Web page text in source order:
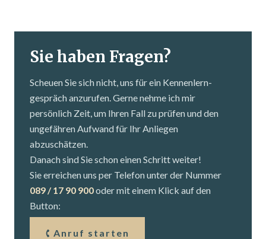
Sie haben Fragen?
Scheuen Sie sich nicht, uns für ein Kennenlern­
gespräch anzurufen. Gerne nehme ich mir
persönlich Zeit, um Ihren Fall zu prüfen und den
ungefähren Aufwand für Ihr Anliegen
abzuschätzen.
Danach sind Sie schon einen Schritt weiter!
Sie erreichen uns per Telefon unter der Nummer
089 / 17 90 900oder mit einem Klick auf den
Button:
Anruf starten